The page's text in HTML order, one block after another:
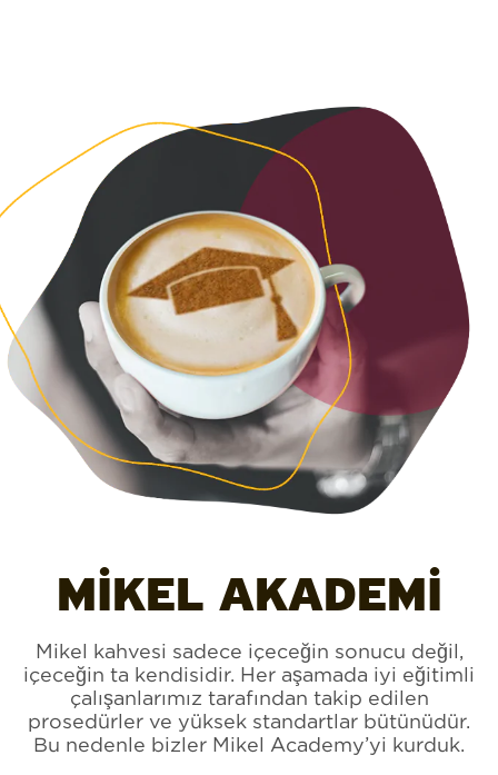
MİKEL AKADEMİ
Mikel kahvesi sadece içeceğin sonucu değil,
içeceğin ta kendisidir. Her aşamada iyi eğitimli
çalışanlarımız tarafından takip edilen
prosedürler ve yüksek standartlar bütünüdür.
Bu nedenle bizler Mikel Academy’yi kurduk.